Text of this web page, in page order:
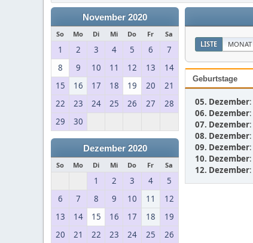
November 2020
So Mo Di Mi Do Fr Sa
1 2 3 4 5 6
7
8
9 10 11 12 13
14
15
16 17 18 19 20
21
22
23 24 25 26 27
28
29
30
Dezember 2020
So Mo Di Mi Do Fr Sa
1 2 3 4
5
6
7 8 9 10 11
12
13
14 15 16 17 18
19
20
21 22 23 24 25 26
LISTE MONAT
Geburtstage
05. Dezember:
06. Dezember:
07. Dezember:
08. Dezember:
09. Dezember:
10. Dezember:
12. Dezember: